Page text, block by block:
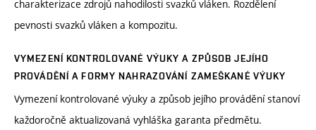
charakterizace zdrojů nahodilosti svazků vláken. Rozdělení
pevnosti svazků vláken a kompozitu.
VYMEZENÍ KONTROLOVANÉ VÝUKY A ZPŮSOB JEJÍHO
PROVÁDĚNÍ A FORMY NAHRAZOVÁNÍ ZAMEŠKANÉ VÝUKY
Vymezení kontrolované výuky a způsob jejího provádění stanoví
každoročně aktualizovaná vyhláška garanta předmětu.